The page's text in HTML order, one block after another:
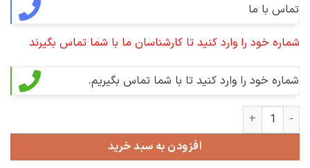
تماس با ما
شماره خود را وارد کنید تا کارشناسان ما با شما تماس بگیرند
شماره خود را وارد کنید تا با شما تماس بگیریم.
مرمریت نجف آباد بوش همر عدد
افزودن به سبد خرید